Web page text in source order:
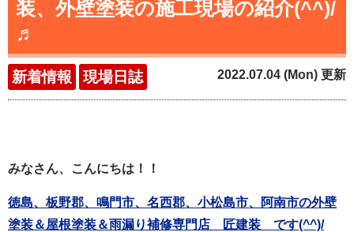
装、外壁塗装の施工現場の紹介(^^)/
♬
新着情報 現場日誌 2022.07.04 (Mon) 更新
みなさん、こんにちは！！
徳島、板野郡、鳴門市、名西郡、小松島市、阿南市の外壁
塗装＆屋根塗装＆雨漏り補修専門店 匠建装 です(^^)/